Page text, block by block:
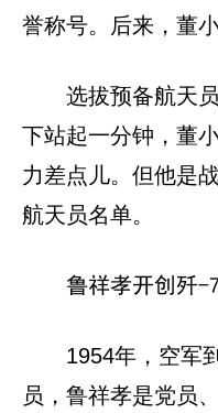
誉称号。后来，董
选拔预备航天
下站起一分钟，董
力差点儿。但他是
航天员名单。
鲁祥孝开创歼-
1954年，空军
员，鲁祥孝是党员